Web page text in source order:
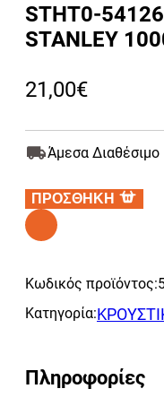
STHT0-
STANLEY
21,00€
Άμεσα Διαθέσιμο
ΠΡΟΣΘΗΚΗ
Κωδικός προϊόντος:
Κατηγορία:
Πληροφορίες